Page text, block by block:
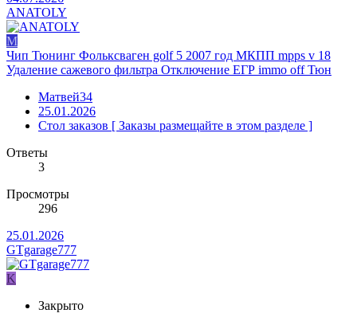
ANATOLY
М
Чип Тюнинг Фольксваген golf 5 2007 год МКПП mpps v 18
Удаление сажевого фильтра Отключение ЕГР immo off Тюн
Матвей34
25.01.2026
Стол заказов [ Заказы размещайте в этом разделе ]
Ответы
3
Просмотры
296
25.01.2026
GTgarage777
K
Закрыто